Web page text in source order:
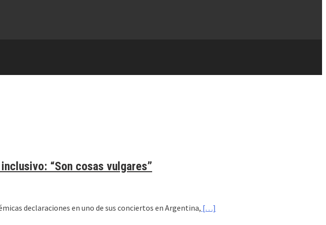
“Son cosas vulgares”
declaraciones en uno de sus conciertos en Argentina, […]